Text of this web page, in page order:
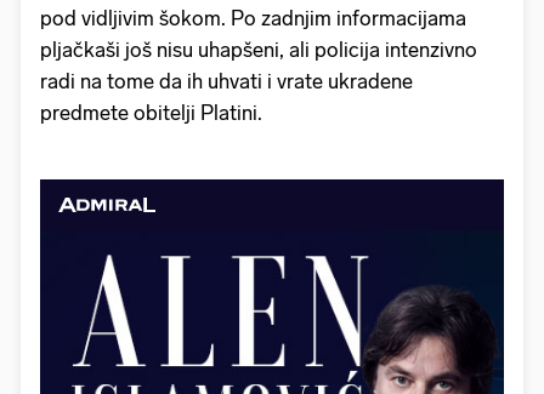
pod vidljivim šokom. Po zadnjim informacijama
pljačkaši još nisu uhapšeni, ali policija intenzivno
radi na tome da ih uhvati i vrate ukradene
predmete obitelji Platini.